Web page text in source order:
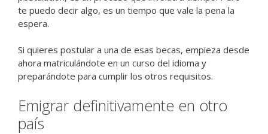
te puedo decir algo, es un tiempo que vale la pena la
espera.
Si quieres postular a una de esas becas, empieza desde
ahora matriculándote en un curso del idioma y
preparándote para cumplir los otros requisitos.
Emigrar definitivamente en otro
país